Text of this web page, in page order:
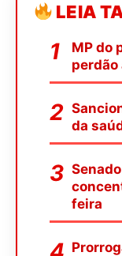
LEIA
MP do
perdão
da
feira